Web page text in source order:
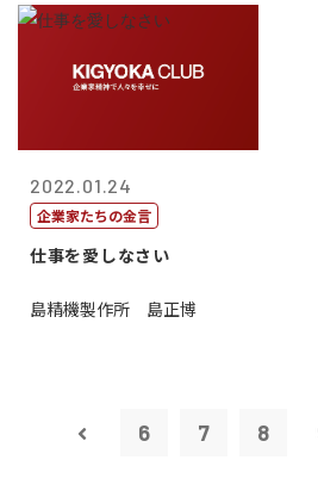
2022.01.24
企業家たちの金言
仕事を愛しなさい
島精機製作所 島正博
6 7 8